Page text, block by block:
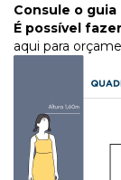
Consule o
É possível
aqui para